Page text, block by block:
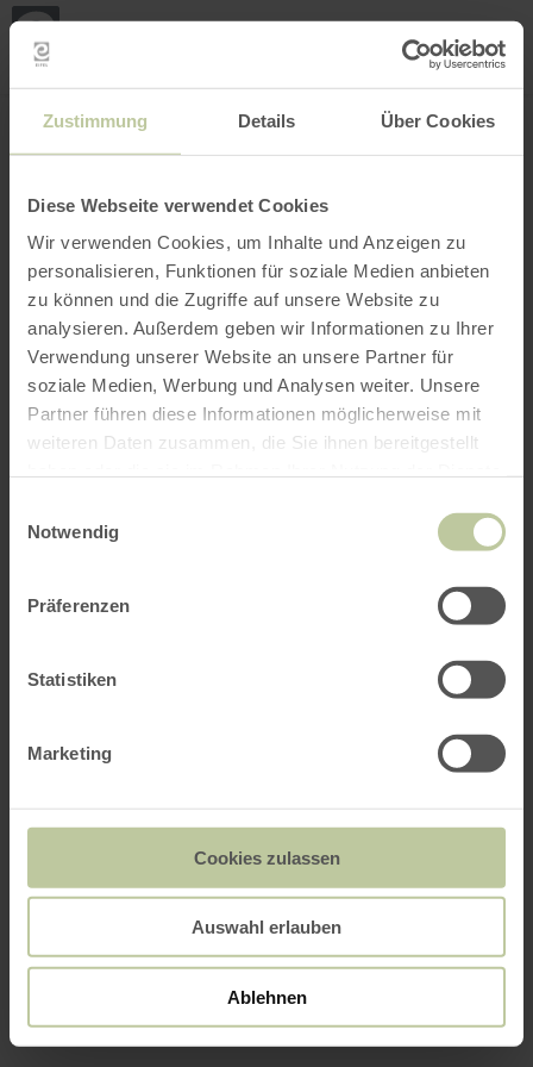
Zustimmung Details Über Cookies
Diese Webseite verwendet Cookies
Wir verwenden Cookies, um Inhalte und Anzeigen zu
personalisieren, Funktionen für soziale Medien anbieten
zu können und die Zugriffe auf unsere Website zu
analysieren. Außerdem geben wir Informationen zu Ihrer
Verwendung unserer Website an unsere Partner für
soziale Medien, Werbung und Analysen weiter. Unsere
Partner führen diese Informationen möglicherweise mit
weiteren Daten zusammen, die Sie ihnen bereitgestellt
Notwendig
Präferenzen
Statistiken
Marketing
Cookies zulassen
Auswahl erlauben
Ablehnen
CARTE INTERACTIVE
ma
Ouvrir le filtre